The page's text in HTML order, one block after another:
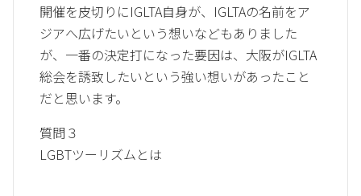
開催を皮切りにIGLTA自身が、IGLTAの名前をア
ジアへ広げたいという想いなどもありました
が、一番の決定打になった要因は、大阪がIGLTA
総会を誘致したいという強い想いがあったこと
だと思います。
質問３
LGBTツーリズムとは